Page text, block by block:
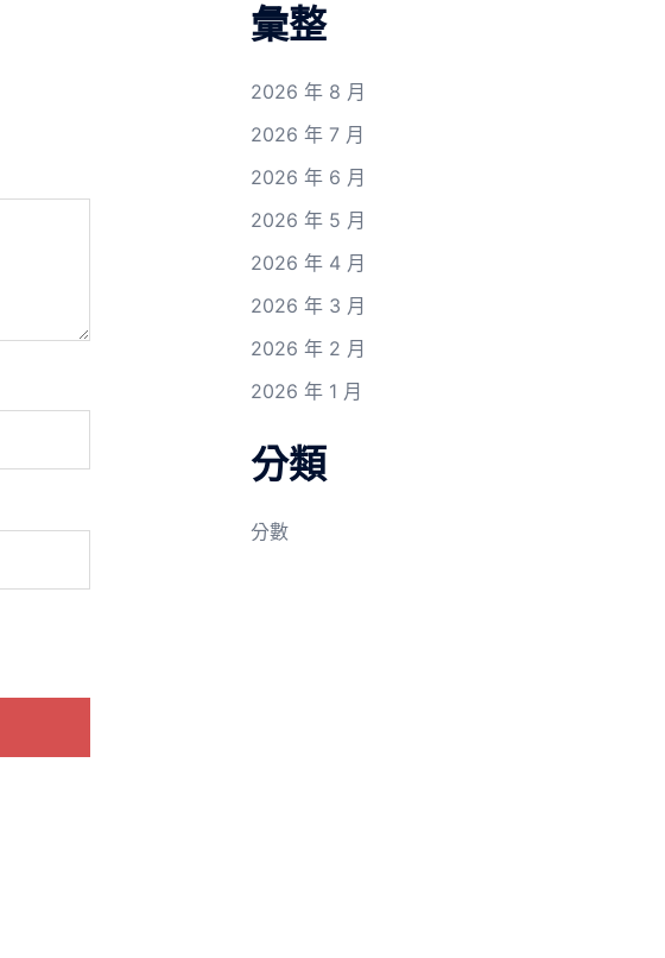
彙整
2026 年 8 月
2026 年 7 月
2026 年 6 月
2026 年 5 月
2026 年 4 月
2026 年 3 月
2026 年 2 月
2026 年 1 月
分類
分數